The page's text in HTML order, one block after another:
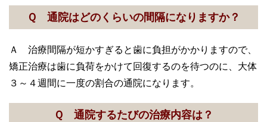
Ｑ 通院はどのくらいの間隔になりますか？
Ａ 治療間隔が短かすぎると歯に負担がかかりますので、
矯正治療は歯に負荷をかけて回復するのを待つのに、大体
３～４週間に一度の割合の通院になります。
Ｑ 通院するたびの治療内容は？